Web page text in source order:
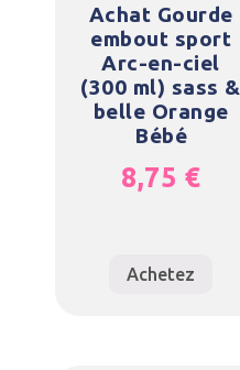
Achat Gourde
embout sport
Arc-en-ciel
(300 ml) sass &
belle Orange
Bébé
8,75 €
Achetez